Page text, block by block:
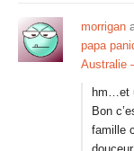
morrigan
papa
Australie
hm…et
Bon
famille